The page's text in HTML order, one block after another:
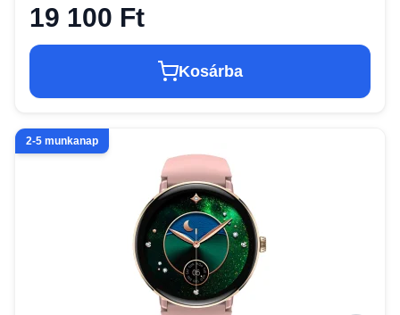
19 100 Ft
Kosárba
2-5 munkanap